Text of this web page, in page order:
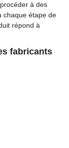
à des
chaque étape de
répond à
fabricants